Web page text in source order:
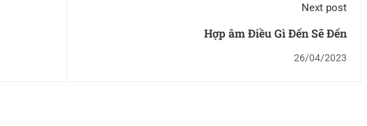
Next post
Hợp âm Điều Gì Đến Sẽ Đến
26/04/2023